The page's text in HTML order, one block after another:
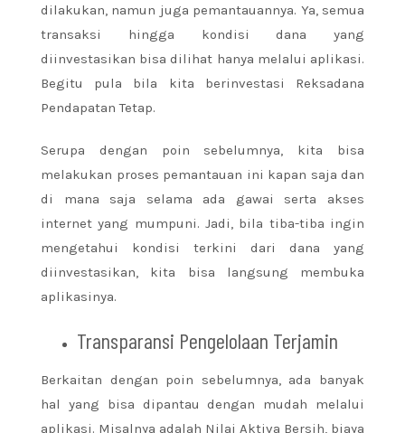
dilakukan, namun juga pemantauannya. Ya, semua
transaksi hingga kondisi dana yang
diinvestasikan bisa dilihat hanya melalui aplikasi.
Begitu pula bila kita berinvestasi Reksadana
Pendapatan Tetap.
Serupa dengan poin sebelumnya, kita bisa
melakukan proses pemantauan ini kapan saja dan
di mana saja selama ada gawai serta akses
internet yang mumpuni. Jadi, bila tiba-tiba ingin
mengetahui kondisi terkini dari dana yang
diinvestasikan, kita bisa langsung membuka
aplikasinya.
Transparansi Pengelolaan Terjamin
Berkaitan dengan poin sebelumnya, ada banyak
hal yang bisa dipantau dengan mudah melalui
aplikasi. Misalnya adalah Nilai Aktiva Bersih, biaya